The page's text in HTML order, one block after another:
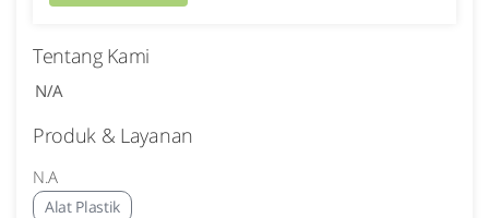
Tentang Kami
N/A
Produk & Layanan
N.A
Alat Plastik